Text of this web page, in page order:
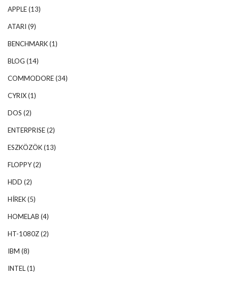
APPLE(13)
ATARI (9)
BENCHMARK(1)
BLOG (14)
COMMODORE(34)
CYRIX(1)
DOS (2)
ENTERPRISE(2)
ESZKÖZÖK(13)
FLOPPY(2)
HDD (2)
HÍREK(5)
HOMELAB (4)
HT-1080Z(2)
IBM (8)
INTEL(1)